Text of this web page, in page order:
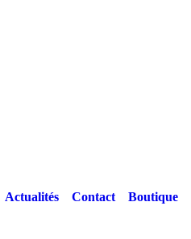
Actualités Contact Boutique